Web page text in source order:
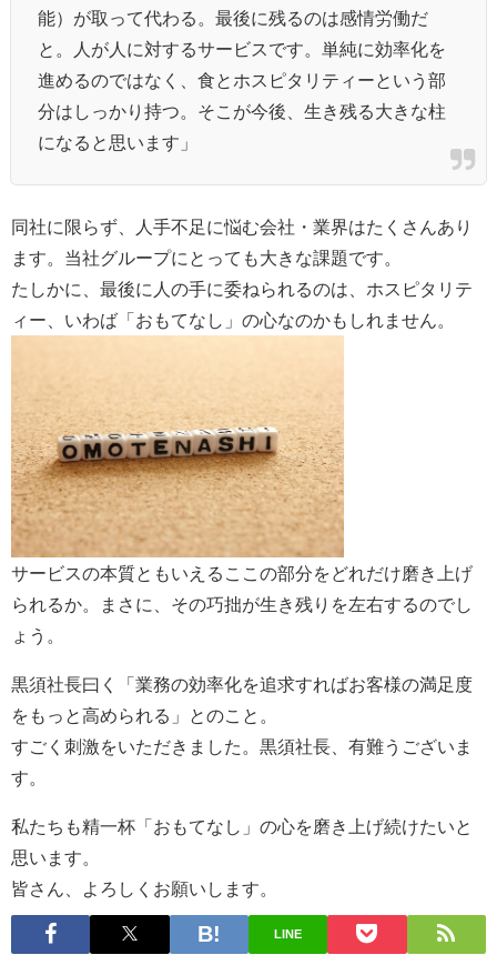
能）が取って代わる。最後に残るのは感情労働だ
と。人が人に対するサービスです。単純に効率化を
進めるのではなく、食とホスピタリティーという部
分はしっかり持つ。そこが今後、生き残る大きな柱
になると思います」
同社に限らず、人手不足に悩む会社・業界はたくさんあり
ます。当社グループにとっても大きな課題です。
たしかに、最後に人の手に委ねられるのは、ホスピタリテ
ィー、いわば「おもてなし」の心なのかもしれません。
サービスの本質ともいえるここの部分をどれだけ磨き上げ
られるか。まさに、その巧拙が生き残りを左右するのでし
ょう。
黒須社長曰く「業務の効率化を追求すればお客様の満足度
をもっと高められる」とのこと。
すごく刺激をいただきました。黒須社長、有難うございま
す。
私たちも精一杯「おもてなし」の心を磨き上げ続けたいと
思います。
皆さん、よろしくお願いします。
LINE